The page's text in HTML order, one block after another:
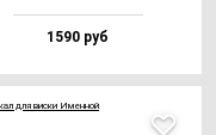
1590 руб